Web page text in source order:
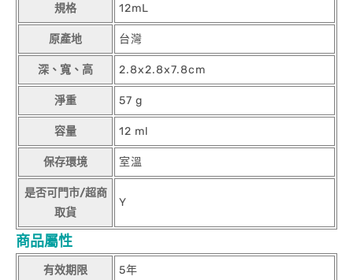
規格 12mL
原產地 台灣
深、寬、高 2.8x2.8x7.8cm
淨重 57 g
容量 12 ml
保存環境 室溫
是否可門市/超商
取貨
Y
商品屬性
有效期限 5年